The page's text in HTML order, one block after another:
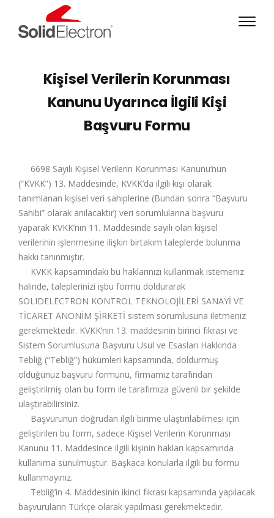
Kişisel Verilerin Korunması
Kanunu Uyarınca İlgili Kişi
Başvuru Formu
6698 Sayılı Kişisel Verilerin Korunması Kanunu’nun
(“KVKK”) 13. Maddesinde, KVKK’da ilgili kişi olarak
tanımlanan kişisel veri sahiplerine (Bundan sonra “Başvuru
Sahibi” olarak anılacaktır) veri sorumlularına başvuru
yaparak KVKK’nın 11. Maddesinde sayılı olan kişisel
verilerinin işlenmesine ilişkin birtakım taleplerde bulunma
hakkı tanınmıştır.
KVKK kapsamındaki bu haklarınızı kullanmak istemeniz
halinde, taleplerinizi işbu formu doldurarak
SOLIDELECTRON KONTROL TEKNOLOJİLERİ SANAYİ VE
TİCARET ANONİM ŞİRKETİ sistem sorumlusuna iletmeniz
gerekmektedir. KVKK’nın 13. maddesinin birinci fıkrası ve
Sistem Sorumlusuna Başvuru Usul ve Esasları Hakkında
Tebliğ (“Tebliğ”) hükümleri kapsamında, doldurmuş
olduğunuz başvuru formunu, firmamız tarafından
geliştirilmiş olan bu form ile tarafımıza güvenli bir şekilde
ulaştırabilirsiniz.
Başvurunun doğrudan ilgili birime ulaştırılabilmesi için
geliştirilen bu form, sadece Kişisel Verilerin Korunması
Kanunu 11. Maddesince ilgili kişinin hakları kapsamında
kullanıma sunulmuştur. Başkaca konularla ilgili bu formu
kullanmayınız.
Tebliğ’in 4. Maddesinin ikinci fıkrası kapsamında yapılacak
başvuruların Türkçe olarak yapılması gerekmektedir.